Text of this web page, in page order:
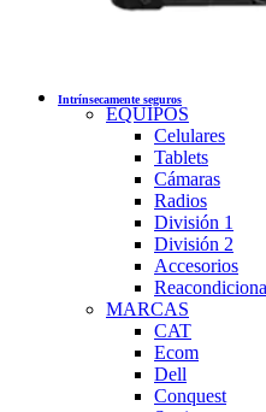
Intrínsecamente seguros
EQUIPOS
Celulares
Tablets
Cámaras
Radios
División 1
División 2
Accesorios
MARCAS
CAT
Ecom
Dell
Conquest